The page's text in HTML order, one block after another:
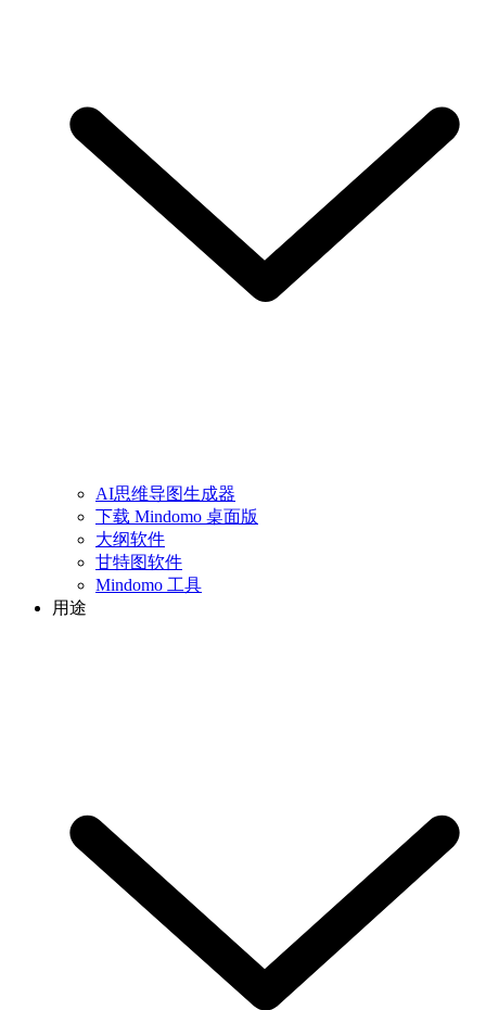
AI思维导图生成器
下载 Mindomo 桌面版
大纲软件
甘特图软件
Mindomo 工具
用途